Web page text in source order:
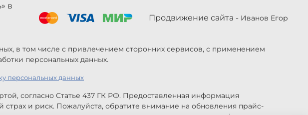
в
Продвижение сайта - Иванов Егор
в том числе с привлечением сторонних сервисов, с применением
персональных данных.
персональных данных
согласно Статье 437 ГК РФ. Предоставленная информация
страх и риск. Пожалуйста, обратите внимание на обновления прайс-